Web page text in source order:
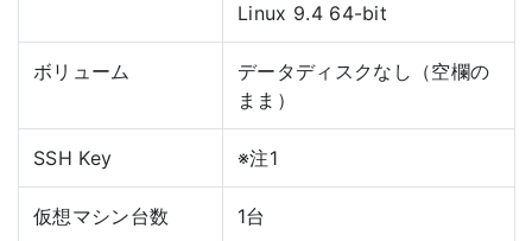
Linux 9.4 64-bit
ボリューム
データディスクなし（空欄の
まま）
SSH Key ※注1
仮想マシン台数 1台